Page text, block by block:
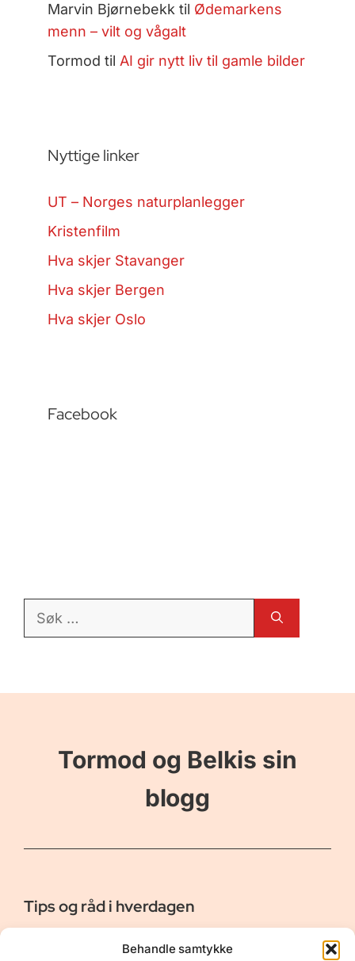
Behandle samtykke
Marvin Bjørnebekk til Ødemarkens
menn – vilt og vågalt
Tormod til AI gir nytt liv til gamle bilder
Nyttige linker
UT – Norges naturplanlegger
Kristenfilm
Hva skjer Stavanger
Hva skjer Bergen
Hva skjer Oslo
Facebook
Søk
Tormod og Belkis sin
blogg
Tips og råd i hverdagen
Er vår bloggside hvor vi ønsker å dele våre opplevelser og
gi deg råd og tips innen reiser, hotell - og restauranter,